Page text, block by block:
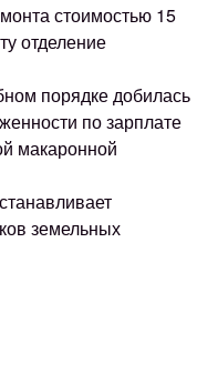
стоимостью 15
отделение
порядке добилась
по зарплате
макаронной
земельных